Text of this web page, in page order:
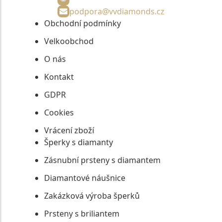
podpora@vvdiamonds.cz
Obchodní podmínky
Velkoobchod
O nás
Kontakt
GDPR
Cookies
Vrácení zboží
Šperky s diamanty
Zásnubní prsteny s diamantem
Diamantové náušnice
Zakázková výroba šperků
Prsteny s briliantem